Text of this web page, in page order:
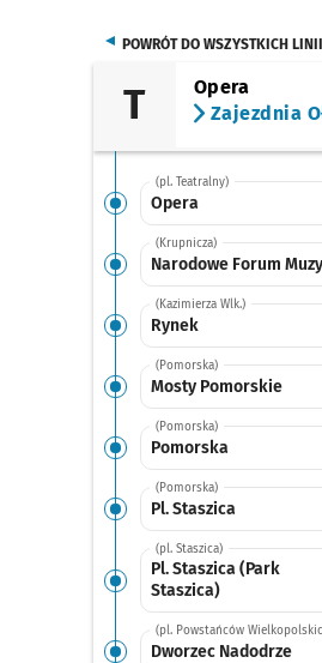
POWRÓT DO WSZYSTKICH LINII
T
Opera
Zajezdnia
(pl. Teatralny)
Opera
(Krupnicza)
Narodowe Forum
(Kazimierza Wlk.)
Rynek
(Pomorska)
Mosty Pomorskie
(Pomorska)
Pomorska
(Pomorska)
Pl. Staszica
(pl. Staszica)
Pl. Staszica (Park
Staszica)
(pl. Powstańców
Dworzec Nadodrze